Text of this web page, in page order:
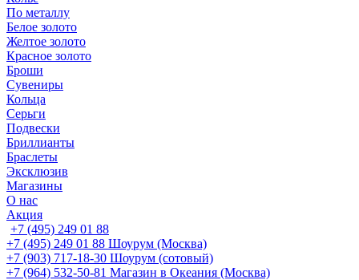
По металлу
Белое золото
Желтое золото
Красное золото
Броши
Сувениры
Кольца
Серьги
Подвески
Бриллианты
Браслеты
Эксклюзив
Магазины
О нас
Акция
+7 (495) 249 01 88
+7 (495) 249 01 88 Шоурум (Москва)
+7 (903) 717-18-30 Шоурум (сотовый)
+7 (964) 532-50-81 Магазин в Океания (Москва)